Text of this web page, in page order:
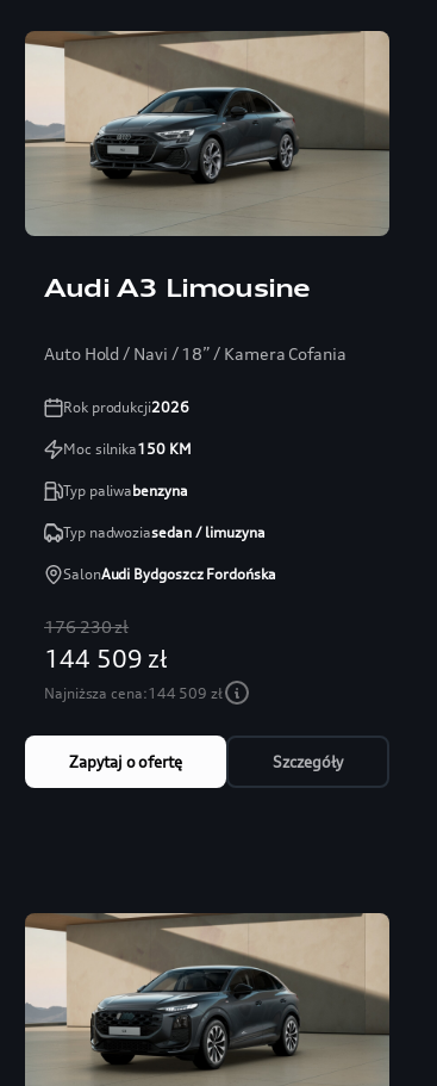
/ Kamera 360
Audi A3 Limousine
Auto Hold / Navi / 18” / Kamera Cofania
Rok produkcji2026
Moc silnika150KM
Typ paliwabenzyna
Typ nadwoziasedan / limuzyna
SalonAudi Bydgoszcz Fordońska
176 230 zł
144 509 zł
Najniższa cena:144 509 zł
Zapytaj o ofertę Szczegóły